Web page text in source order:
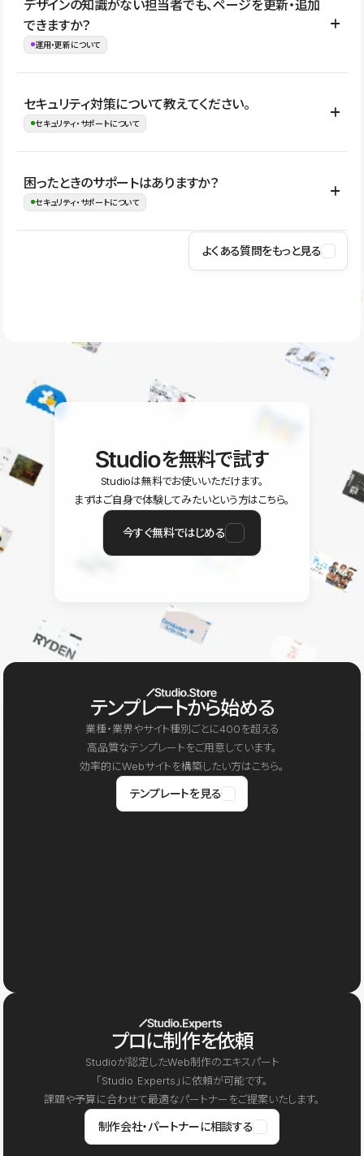
ない段階でも、お問い合わせください。
お問合せはこちら
管理の有無などがプランごとに異なります。詳しくは料金プランペ
ージをご覧ください。
デザインの知識がない担当者でも、ページを更新・追加
できますか？
運用・更新について
はい。CMSやコンポーネントを活用して更新範囲を設計しておく
ことで、デザインを崩しにくい状態で運用できます。 さらにコン
ながらレイアウトに影響を与えずに更新作業を進めやすくなりま
す。
セキュリティ対策について教えてください。
セキュリティ・サポートについて
Studioでは、公開サイトやサービスを安全に利用できるよう、通信
の暗号化、データ保護、アクセス管理、脆弱性対策など、複数の観
はSSL/TLSによる通信暗号化に対応しており、悪質なスクリプトの
困ったときのサポートはありますか？
セキュリティ・サポートについて
操作方法や機能については、ヘルプセンターでご確認いただけま
ユーザー同士で質問・相談できるコミュニティもご利用ください。
よくある質問をもっと見る
を無料で試す
Studioは無料でお使いいただけます。
まずはご自身で体験してみたいという方はこちら。
今すぐ無料ではじめる
テンプレートから始める
業種・業界やサイト種別ごとに400を超える
高品質なテンプレートをご用意しています。
効率的にWebサイトを構築したい方はこちら。
テンプレートを見る
プロに制作を依頼
Studioが認定したWeb制作のエキスパート
「Studio Experts」に依頼が可能です。
課題や予算に合わせて最適なパートナーをご提案いたします。
制作会社・パートナーに相談する